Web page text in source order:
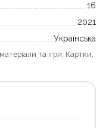
16
2021
Українська
та ігри, Картки,